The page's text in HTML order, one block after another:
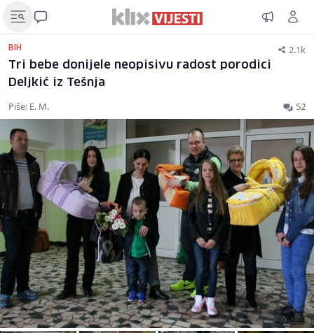
BIH 2.1k
Tri bebe donijele neopisivu radost porodici
Deljkić iz Tešnja
Piše: E. M. 52